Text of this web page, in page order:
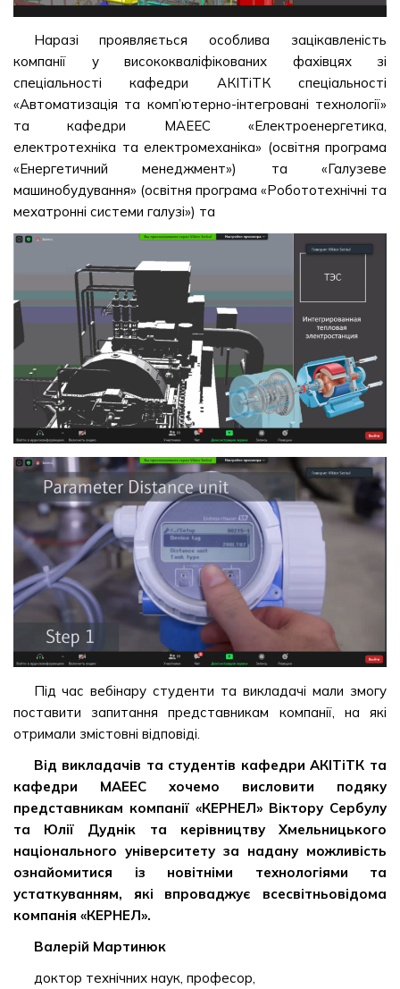
Наразі проявляється особлива зацікавленість
компанії у висококваліфікованих фахівцях зі
спеціальності кафедри АКІТіТК спеціальності
«Автоматизація та комп’ютерно-інтегровані технології»
та кафедри МАЕЕС «Електроенергетика,
електротехніка та електромеханіка» (освітня програма
«Енергетичний менеджмент») та «Галузеве
машинобудування» (освітня програма «Робототехнічні та
мехатронні системи галузі») та
Під час вебінару студенти та викладачі мали змогу
поставити запитання представникам компанії, на які
отримали змістовні відповіді.
Від викладачів та студентів кафедри АКІТіТК та
кафедри МАЕЕС хочемо висловити подяку
представникам компанії «КЕРНЕЛ» Віктору Сербулу
та Юлії Дуднік та керівництву Хмельницького
національного університету за надану можливість
ознайомитися із новітніми технологіями та
устаткуванням, які впроваджує всесвітньовідома
компанія «КЕРНЕЛ».
Валерій Мартинюк
доктор технічних наук, професор,